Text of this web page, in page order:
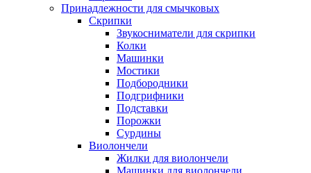
Принадлежности для смычковых
Скрипки
Звукосниматели для скрипки
Колки
Машинки
Мостики
Подбородники
Подгрифники
Подставки
Порожки
Сурдины
Виолончели
Жилки для виолончели
Машинки для виолончели